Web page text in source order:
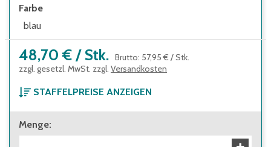
Farbe
blau
48,70 € / Stk. Brutto: 57,95 € /Stk.
zzgl. gesetzl. MwSt. zzgl. Versandkosten
STAFFELPREISE ANZEIGEN
ab 1 Stück
48,70 €
Menge: